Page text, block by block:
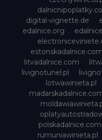
digital-vignette.de
edalnice.org
estonskadalnice.com
litvadalnice.com
livignotunel.pl
lotwawinieta.pl
polskadalnice.com
rumuniawinieta.pl